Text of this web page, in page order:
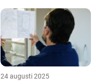
24 augusti 2025